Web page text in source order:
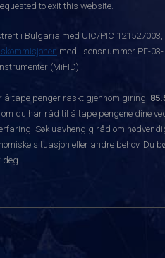
to exit this website.
i Bulgaria med UIC/PIC
med lisensnummer РГ-
(MiFID).
å tape penger raskt gjennom giring.
du har råd til å tape pengene dine
Søk uavhengig råd om
situasjon eller andre behov. Du
deg.